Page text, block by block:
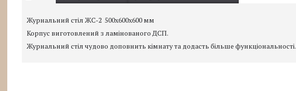
Журнальний стіл ЖС-2 500x600x600 мм
Корпус виготовлений з ламінованого ДСП.
Журнальний стіл чудово доповнить кімнату та додасть більше функціональності.